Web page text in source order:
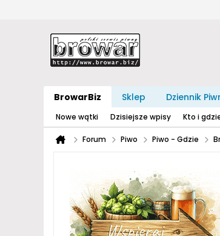
BrowarBiz Sklep Dziennik
Nowe wątki Dzisiejsze wpisy Kto i
Forum Piwo Piwo - Gdzie